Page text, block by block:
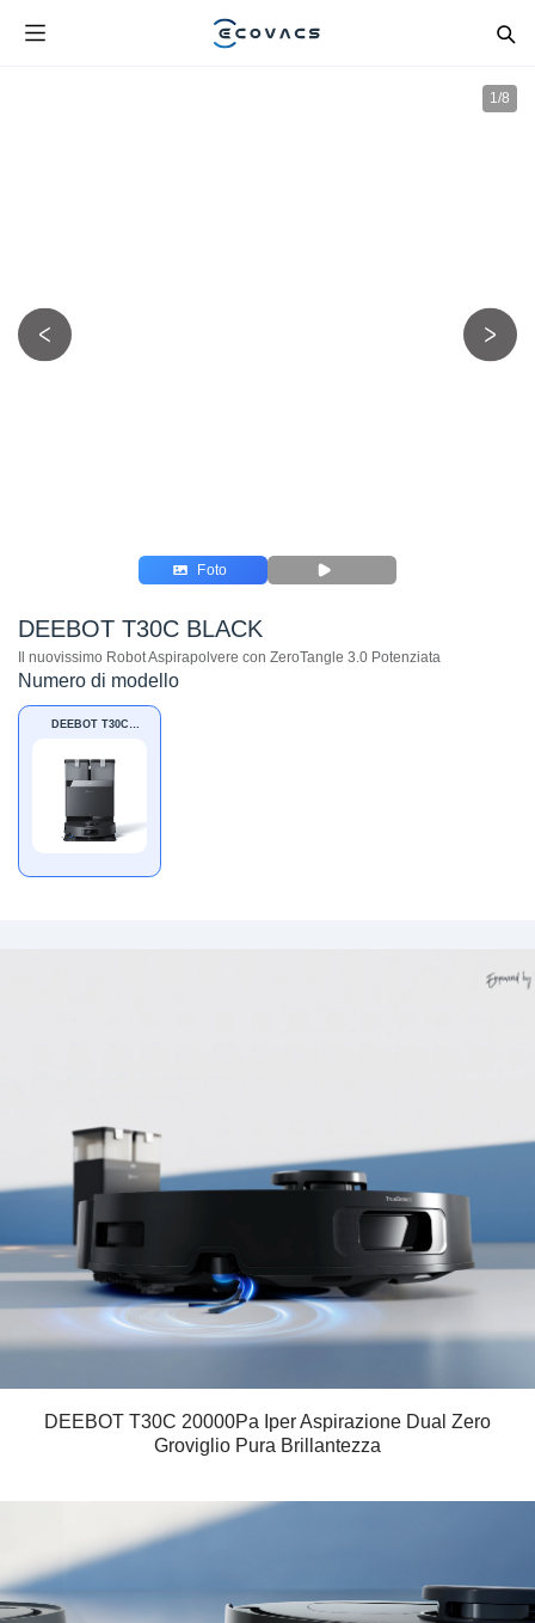
1/8
Foto
DEEBOT T30C BLACK
Il nuovissimo Robot Aspirapolvere con ZeroTangle 3.0 Potenziata
Numero di modello
DEEBOT T30C
DEEBOT T30C 20000Pa Iper Aspirazione Dual Zero
Groviglio Pura Brillantezza